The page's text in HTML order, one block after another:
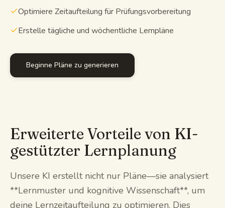
Optimiere Zeitaufteilung für Prüfungsvorbereitung
Erstelle tägliche und wöchentliche Lernpläne
Beginne Pläne zu generieren
Erweiterte Vorteile von KI-
gestützter Lernplanung
Unsere KI erstellt nicht nur Pläne—sie analysiert
**Lernmuster und kognitive Wissenschaft**, um
deine Lernzeitaufteilung zu optimieren. Dies